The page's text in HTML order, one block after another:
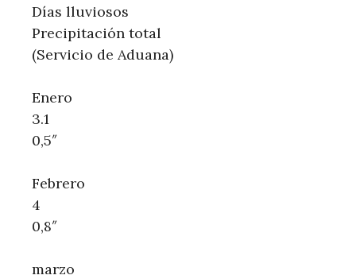
Días lluviosos
Precipitación total
(Servicio de Aduana)
Enero
3.1
0,5″
Febrero
4
0,8″
marzo